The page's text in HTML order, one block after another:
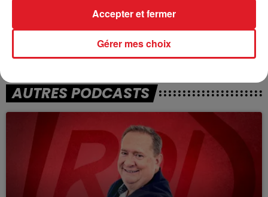
PIERRE BACHELET
AUTRES PODCASTS
Gérer mes choix
Accepter et fermer